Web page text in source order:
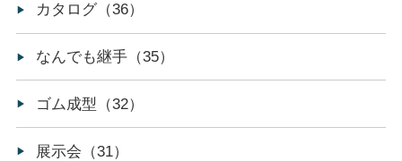
カタログ（36）
なんでも継手（35）
ゴム成型（32）
展示会（31）